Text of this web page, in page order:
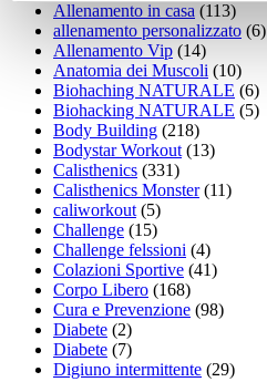
Allenamento in casa (113)
allenamento personalizzato (6)
Allenamento Vip (14)
Anatomia dei Muscoli (10)
Biohaching NATURALE (6)
Biohacking NATURALE (5)
Body Building (218)
Bodystar Workout(13)
Calisthenics (331)
Calisthenics Monster(11)
caliworkout(5)
Challenge (15)
Challenge felssioni (4)
Colazioni Sportive (41)
Corpo Libero (168)
Cura e Prevenzione (98)
Diabete (2)
Diabete (7)
Digiuno intermittente (29)